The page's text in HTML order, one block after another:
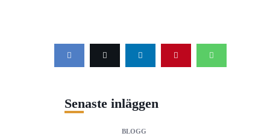
Senaste inläggen
BLOGG